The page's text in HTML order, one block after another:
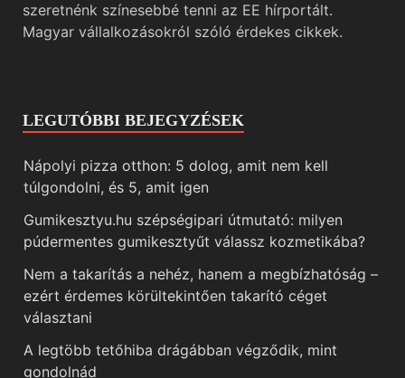
szeretnénk színesebbé tenni az EE hírportált.
Magyar vállalkozásokról szóló érdekes cikkek.
LEGUTÓBBI BEJEGYZÉSEK
Nápolyi pizza otthon: 5 dolog, amit nem kell
túlgondolni, és 5, amit igen
Gumikesztyu.hu szépségipari útmutató: milyen
púdermentes gumikesztyűt válassz kozmetikába?
Nem a takarítás a nehéz, hanem a megbízhatóság –
ezért érdemes körültekintően takarító céget
választani
A legtöbb tetőhiba drágábban végződik, mint
gondolnád